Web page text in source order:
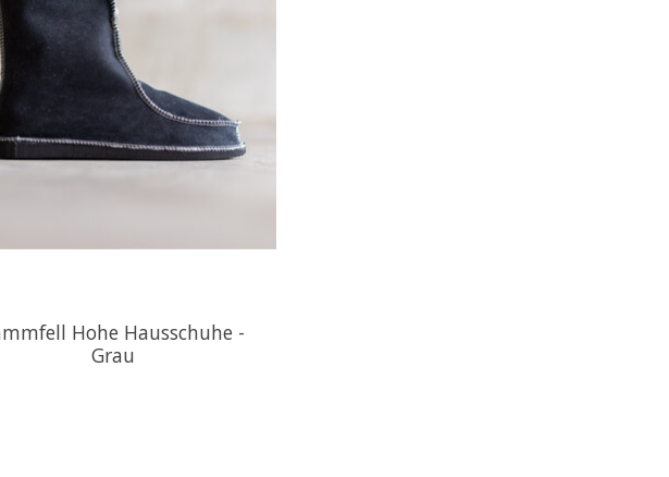
Hohe Hausschuhe -
Grau